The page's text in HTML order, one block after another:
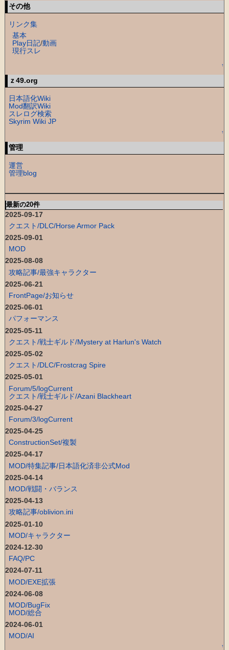
その他
リンク集
基本
Play日記/動画
現行スレ
↑
ｚ49.org
日本語化Wiki
Mod翻訳Wiki
スレログ検索
Skyrim Wiki JP
↑
管理
運営
管理blog
最新の20件
2025-09-17
クエスト/DLC/Horse Armor Pack
2025-09-01
MOD
2025-08-08
攻略記事/最強キャラクター
2025-06-21
FrontPage/お知らせ
2025-06-01
パフォーマンス
2025-05-11
クエスト/戦士ギルド/Mystery at Harlun's Watch
2025-05-02
クエスト/DLC/Frostcrag Spire
2025-05-01
Forum/5/logCurrent
クエスト/戦士ギルド/Azani Blackheart
2025-04-27
Forum/3/logCurrent
2025-04-25
ConstructionSet/複製
2025-04-17
MOD/特集記事/日本語化済非公式Mod
2025-04-14
MOD/戦闘・バランス
2025-04-13
攻略記事/oblivion.ini
2025-01-10
MOD/キャラクター
2024-12-30
FAQ/PC
2024-07-11
MOD/EXE拡張
2024-06-08
MOD/BugFix
MOD/総合
2024-06-01
MOD/AI
↑